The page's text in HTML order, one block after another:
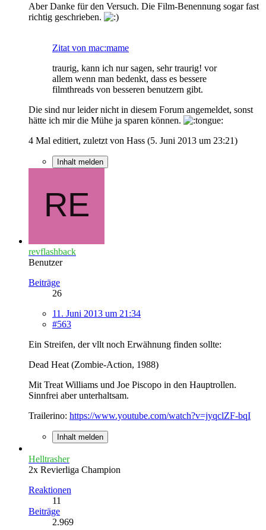
Aber Danke für den Versuch. Die Film-Benennung sogar fast
richtig geschrieben.
Zitat von mac:mame
traurig, kann ich nur sagen, sehr traurig! vor
allem wenn man bedenkt, dass es bessere
filmthreads von besseren benutzern gibt.
Die sind nur leider nicht in diesem Forum angemeldet, sonst
hätte ich mir die Mühe ja sparen können.
4 Mal editiert, zuletzt von Hass (5. Juni 2013 um 23:21)
Inhalt melden
revflashback
Benutzer
Beiträge
26
11. Juni 2013 um 21:34
#563
Ein Streifen, der vllt noch Erwähnung finden sollte:
Dead Heat (Zombie-Action, 1988)
Mit Treat Williams und Joe Piscopo in den Hauptrollen.
Sinnfrei aber unterhaltsam.
Trailerino: https://www.youtube.com/watch?v=jyqclZF-bqI
Inhalt melden
Helltrasher
2x Revierliga Champion
Reaktionen
11
Beiträge
2.969